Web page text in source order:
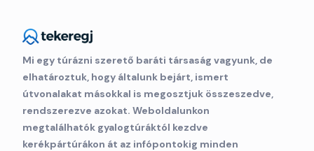
Mi egy túrázni szerető baráti társaság vagyunk, de
elhatároztuk, hogy általunk bejárt, ismert
útvonalakat másokkal is megosztjuk összeszedve,
rendszerezve azokat. Weboldalunkon
megtalálhatók gyalogtúráktól kezdve
kerékpártúrákon át az infópontokig minden